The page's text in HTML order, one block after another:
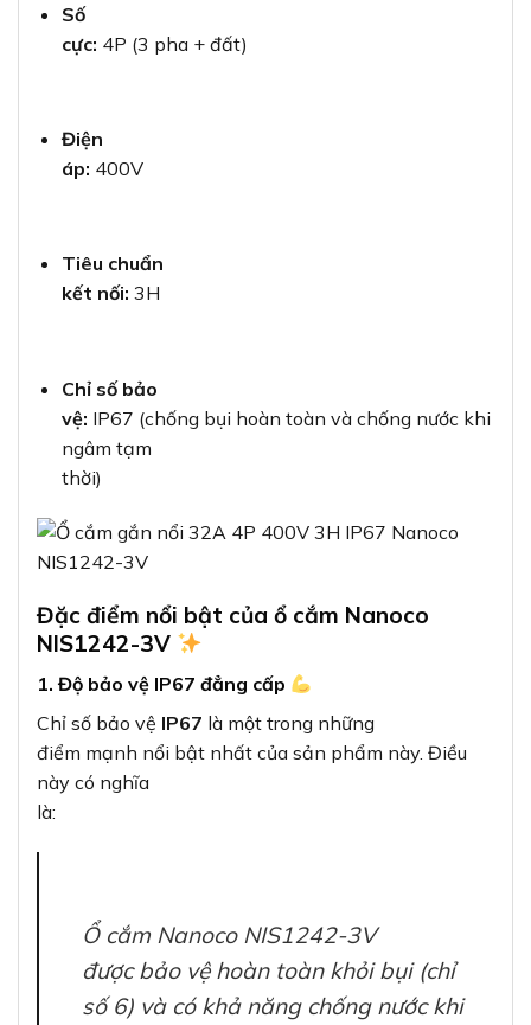
Số
cực: 4P (3 pha + đất)
Điện
áp: 400V
Tiêu chuẩn
kết nối: 3H
Chỉ số bảo
vệ: IP67 (chống bụi hoàn toàn và chống nước khi
ngâm tạm
thời)
Đặc điểm nổi bật của ổ cắm Nanoco
NIS1242-3V
1. Độ bảo vệ IP67 đẳng cấp
Chỉ số bảo vệ IP67 là một trong những
điểm mạnh nổi bật nhất của sản phẩm này. Điều
này có nghĩa
là:
Ổ cắm Nanoco NIS1242-3V
được bảo vệ hoàn toàn khỏi bụi (chỉ
số 6) và có khả năng chống nước khi